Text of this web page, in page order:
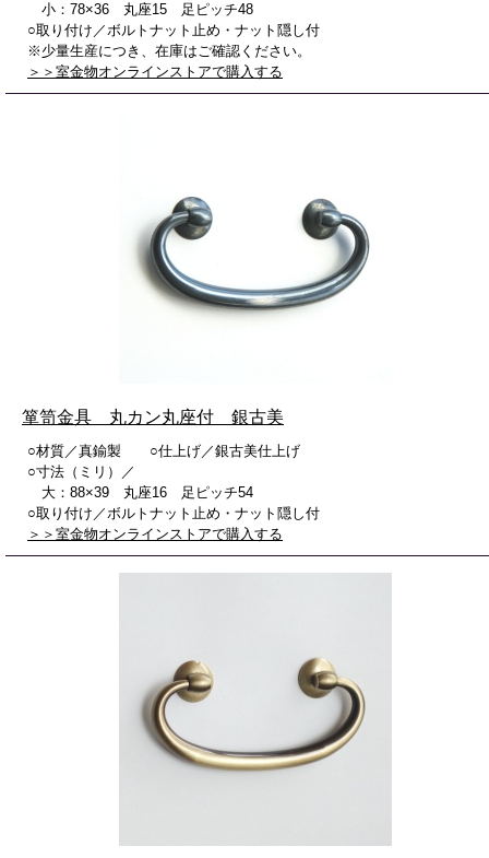
小：78×36 丸座15 足ピッチ48
○取り付け／ボルトナット止め・ナット隠し付
※少量生産につき、在庫はご確認ください。
＞＞室金物オンラインストアで購入する
箪笥金具 丸カン丸座付 銀古美
○材質／真鍮製 ○仕上げ／銀古美仕上げ
○寸法（ミリ）／
大：88×39 丸座16 足ピッチ54
○取り付け／ボルトナット止め・ナット隠し付
＞＞室金物オンラインストアで購入する